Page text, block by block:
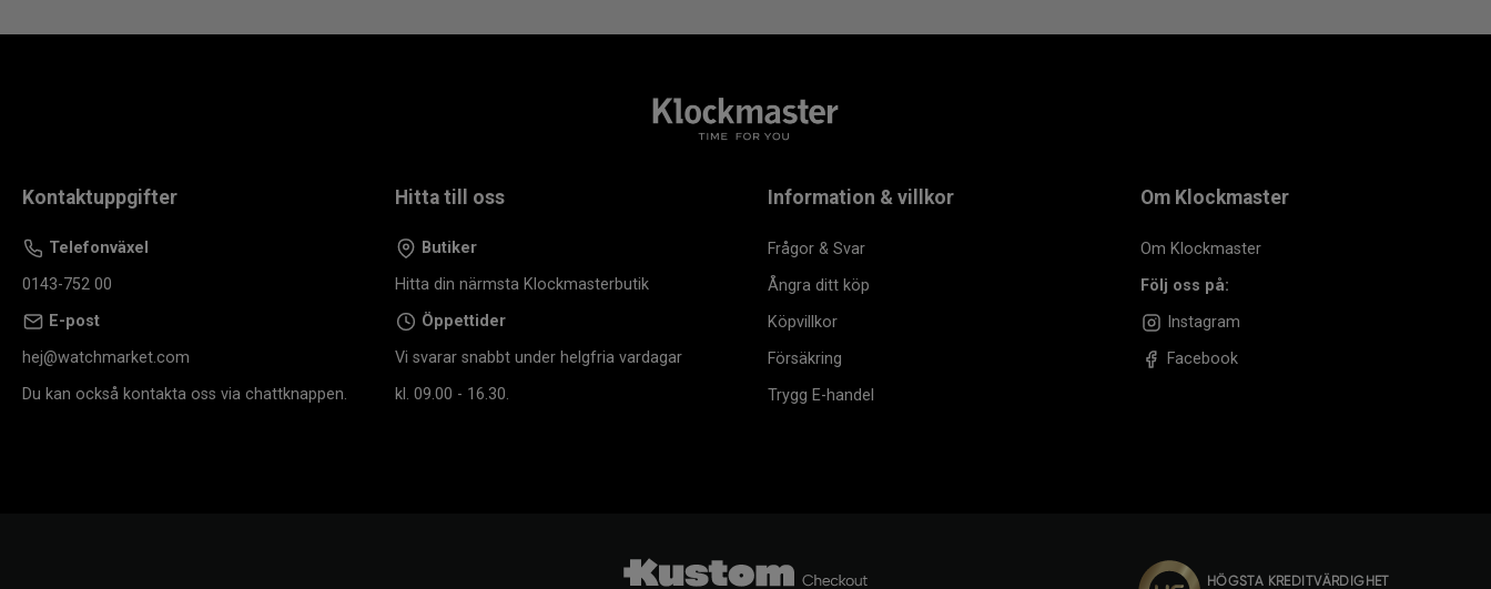
Kontaktuppgifter
Telefonväxel
0143-752 00
E-post
hej@watchmarket.com
Du kan också kontakta oss via chattknappen.
Hitta till oss
Butiker
Hitta din närmsta Klockmasterbutik
Öppettider
Vi svarar snabbt under helgfria vardagar
kl. 09.00 - 16.30.
Information & villkor
Frågor & Svar
Ångra ditt köp
Köpvillkor
Försäkring
Trygg E-handel
Om Klockmaster
Om Klockmaster
Följ oss på:
Instagram
Facebook